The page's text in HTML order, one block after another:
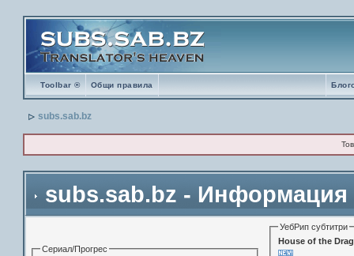
Toolbar ® Общи правила
subs.sab.bz
subs.sab.bz - Информация
Сериал/Прогрес
УебРип субтитри
House of the